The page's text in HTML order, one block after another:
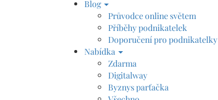
Blog
Průvodce online světem
Příběhy podnikatelek
Doporučení pro podnikatelky
Nabídka
Zdarma
Digitalway
Byznys parťačka